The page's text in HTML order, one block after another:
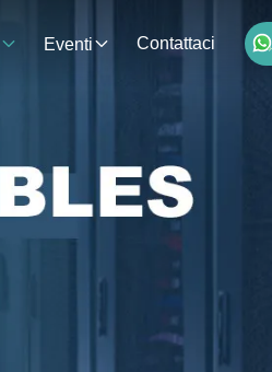
Eventi Contattaci